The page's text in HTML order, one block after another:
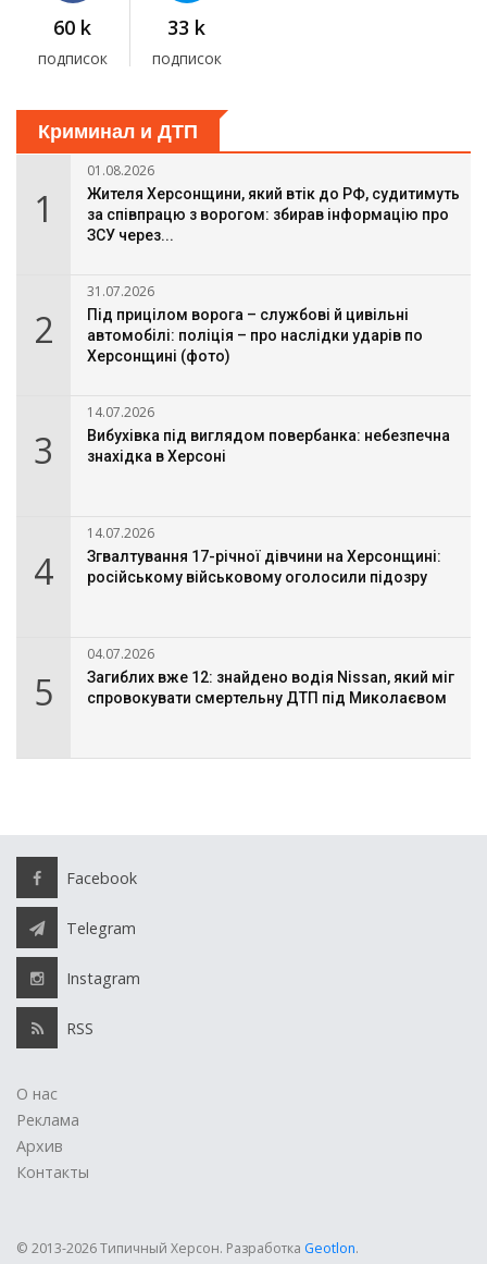
60 k
подписок
33 k
подписок
Криминал и ДТП
1
01.08.2026
Жителя Херсонщини, який втік до РФ, судитимуть
за співпрацю з ворогом: збирав інформацію про
ЗСУ через...
2
31.07.2026
Під прицілом ворога – службові й цивільні
автомобілі: поліція – про наслідки ударів по
Херсонщині (фото)
3
14.07.2026
Вибухівка під виглядом повербанка: небезпечна
знахідка в Херсоні
4
14.07.2026
Згвалтування 17-річної дівчини на Херсонщині:
російському військовому оголосили підозру
5
04.07.2026
Загиблих вже 12: знайдено водія Nissan, який міг
спровокувати смертельну ДТП під Миколаєвом
Facebook
Telegram
Instagram
RSS
О нас
Реклама
Архив
Контакты
© 2013-2026 Типичный Херсон. Разработка Geotlon.